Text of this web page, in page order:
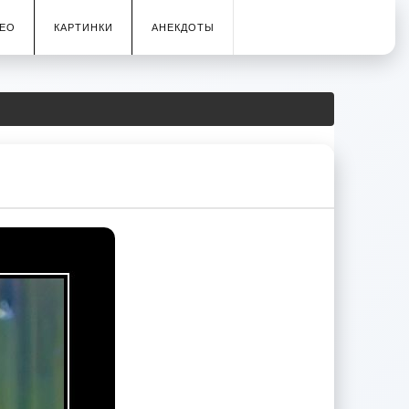
КАРТИНКИ АНЕКДОТЫ